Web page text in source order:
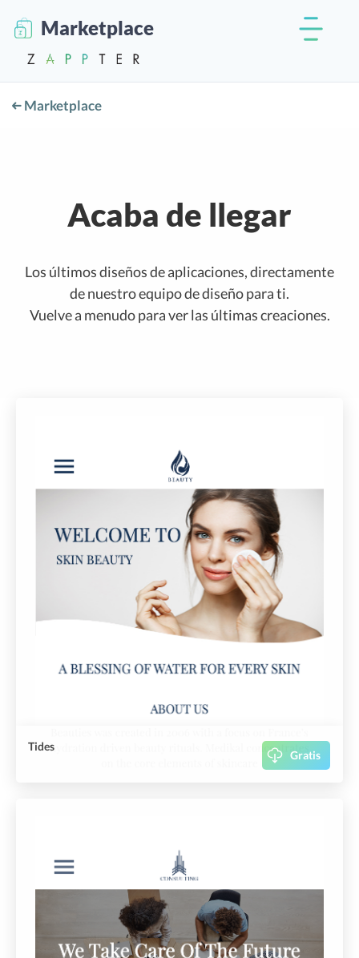
Marketplace
Marketplace
Acaba de llegar
Los últimos diseños de aplicaciones, directamente
de nuestro equipo de diseño para ti.
Vuelve a menudo para ver las últimas creaciones.
Tides
Gratis